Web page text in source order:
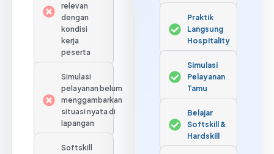
relevan
dengan
kondisi
kerja
peserta
Simulasi
pelayanan belum
menggambarkan
situasi nyata di
lapangan
Softskill
Praktik
Langsung
Hospitality
Simulasi
Pelayanan
Tamu
Belajar
Softskill &
Hardskill